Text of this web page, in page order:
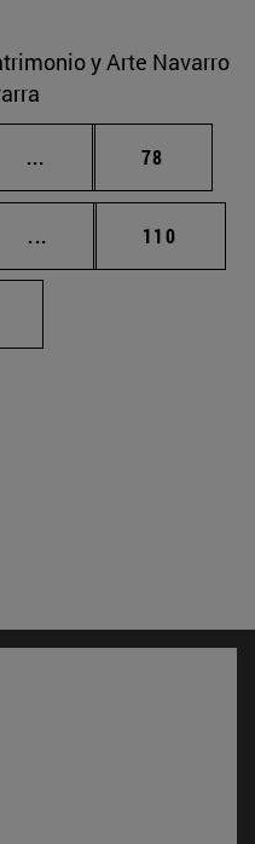
y Arte Navarro
... Páginas intermedias
Página
78
... Páginas intermedias
Página
110